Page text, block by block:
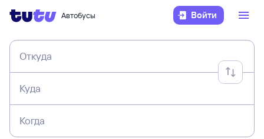
Автобусы Войти
Откуда
Куда
Когда